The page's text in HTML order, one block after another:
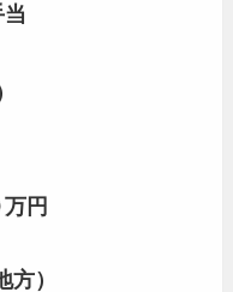
円
）